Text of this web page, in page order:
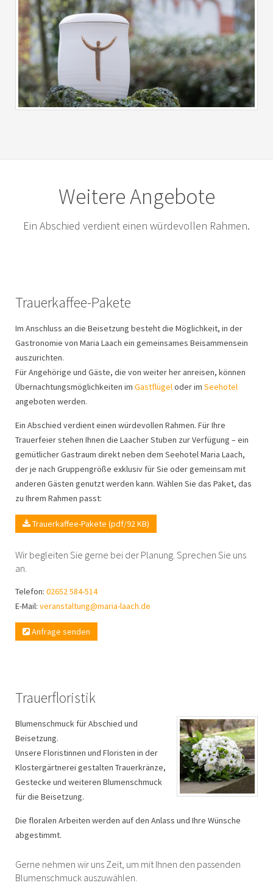
Weitere Angebote
Ein Abschied verdient einen würdevollen Rahmen.
Trauerkaffee-Pakete
Im Anschluss an die Beisetzung besteht die Möglichkeit, in der
Gastronomie von Maria Laach ein gemeinsames Beisammensein
auszurichten.
Für Angehörige und Gäste, die von weiter her anreisen, können
Übernachtungsmöglichkeiten im Gastflügeloder im Seehotel
angeboten werden.
Ein Abschied verdient einen würdevollen Rahmen. Für Ihre
Trauerfeier stehen Ihnen die Laacher Stuben zur Verfügung – ein
gemütlicher Gastraum direkt neben dem Seehotel Maria Laach,
der je nach Gruppengröße exklusiv für Sie oder gemeinsam mit
anderen Gästen genutzt werden kann. Wählen Sie das Paket, das
zu Ihrem Rahmen passt:
Trauerkaffee-Pakete (pdf/92 KB)
Wir begleiten Sie gerne bei der Planung. Sprechen Sie uns
an.
Telefon: 02652 584-514
E-Mail: veranstaltung@maria-laach.de
Anfrage senden
Trauerfloristik
Blumenschmuck für Abschied und
Beisetzung.
Unsere Floristinnen und Floristen in der
Klostergärtnerei gestalten Trauerkränze,
Gestecke und weiteren Blumenschmuck
für die Beisetzung.
Die floralen Arbeiten werden auf den Anlass und Ihre Wünsche
abgestimmt.
Gerne nehmen wir uns Zeit, um mit Ihnen den passenden
Blumenschmuck auszuwählen.